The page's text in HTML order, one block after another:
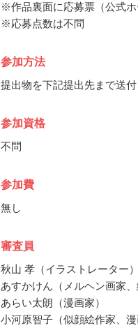
※作品裏面に応募票（公式
※応募点数は不問
参加方法
提出物を下記提出先まで送付
参加資格
不問
参加費
無し
審査員
秋山 孝（イラストレーター）
あすかけん（メルヘン画家、
あらい太朗（漫画家）
小河原智子（似顔絵作家、漫